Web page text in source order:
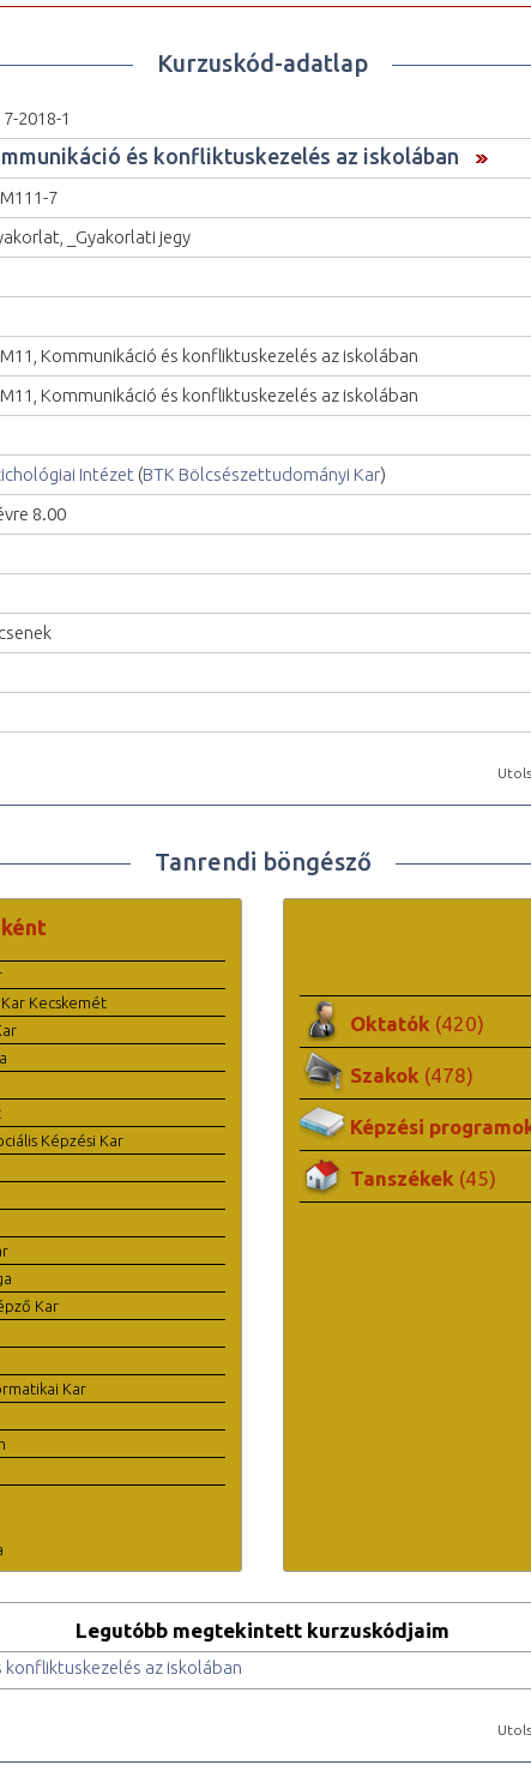
Kurzuskód-adatlap
2018-1
és konfliktuskezelés az iskolában
7
_Gyakorlati jegy
Kommunikáció és konfliktuskezelés az iskolában
Kommunikáció és konfliktuskezelés az iskolában
Intézet (BTK Bölcsészettudományi Kar)
8.00
Tanrendi böngésző
Kecskemét
Képzési Kar
Kar
Kar
Oktatók (420)
Szakok (478)
Képzési
Tanszékek (45)
Legutóbb megtekintett kurzuskódjaim
konfliktuskezelés az iskolában